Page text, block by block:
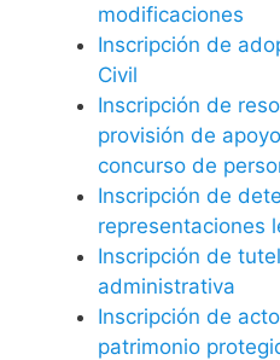
modificaciones
Inscripción de
Civil
Inscripción de
provisión de
concurso de
Inscripción de
representaciones
Inscripción de
administrativa
Inscripción de
patrimonio